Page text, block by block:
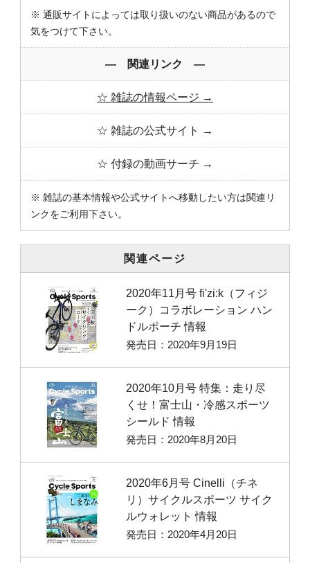
※ 通販サイトによっては取り扱いのない商品があるので
気をつけて下さい。
― 関連リンク ―
☆ 雑誌の情報ページ →
☆ 雑誌の公式サイト →
☆ 付録の動画サーチ →
※ 雑誌の基本情報や公式サイトへ移動したい方は関連リ
ンクをご利用下さい。
関連ページ
2020年11月号 fi'zi:k（フィジ
ーク）コラボレーション ハン
ドルポーチ 情報
発売日：2020年9月19日
2020年10月号 特集：走り尽
くせ！富士山・冷感スポーツ
シールド 情報
発売日：2020年8月20日
2020年6月号 Cinelli（チネ
リ）サイクルスポーツ サイク
ルウォレット 情報
発売日：2020年4月20日